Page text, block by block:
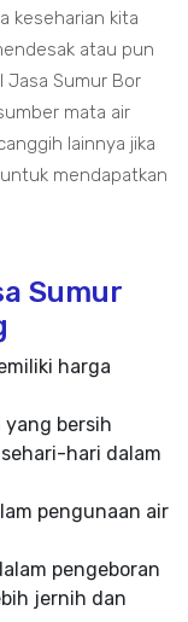
keseharian kita
atau pun
Jasa Sumur Bor
mata air
lainnya jika
mendapatkan
Sumur
harga
bersih
hari dalam
pengunaan air
pengeboran
jernih dan